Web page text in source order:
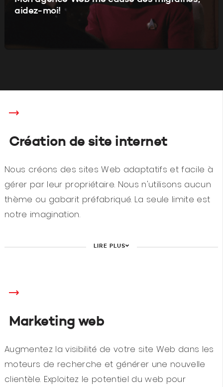
aidez-moi!
Création de site internet
Nous créons des sites Web adaptatifs et facile à
gérer par leur propriétaire. Nous n'utilisons aucun
thème ou gabarit préfabriqué. La seule limite est
notre imagination.
LIRE PLUS
Marketing web
Augmentez la visibilité de votre site Web dans les
moteurs de recherche et générer une nouvelle
clientèle. Exploitez le potentiel du web pour